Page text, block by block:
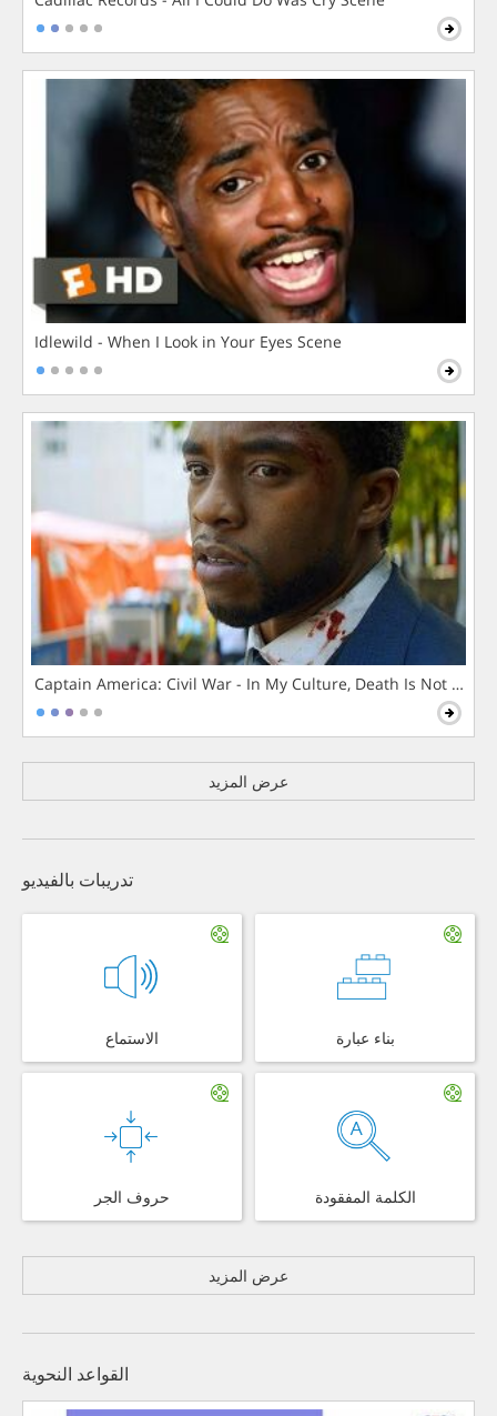
Idlewild - When I Look in Your Eyes Scene
Captain America: Civil War - In My Culture, Death Is Not The
عرض المزيد
تدريبات بالفيديو
الاستماع بناء عبارة
حروف الجر الكلمة المفقودة
عرض المزيد
القواعد النحوية